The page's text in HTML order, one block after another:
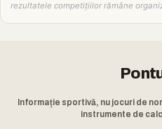
rezultatele competițiilor rămâne
Informație sportivă, nu jocuri de
instrumente de